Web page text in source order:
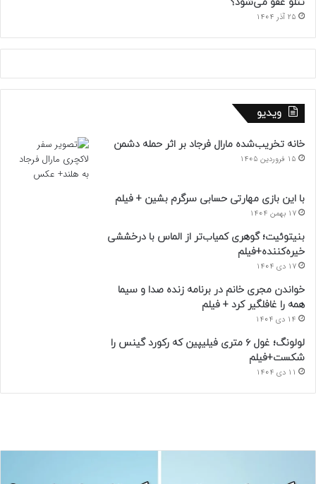
25 آذر 1404
ویدیو
خانه تخریب‌شده مارال فرجاد بر اثر حمله دشمن
15 فروردین 1405
با این بازی مهارتی حسابی سرگرم بشین + فیلم
17 بهمن 1404
بنیتوئیت؛ گوهری کمیاب‌تر از الماس با درخششی
خیره‌کننده+فیلم
17 دی 1404
خواندن مجری خانم در برنامه زنده صدا و سیما
همه را غافلگیر کرد + فیلم
14 دی 1404
لولونگ؛ غول ۶ متری فیلیپین که رکورد گینس را
شکست+فیلم
11 دی 1404